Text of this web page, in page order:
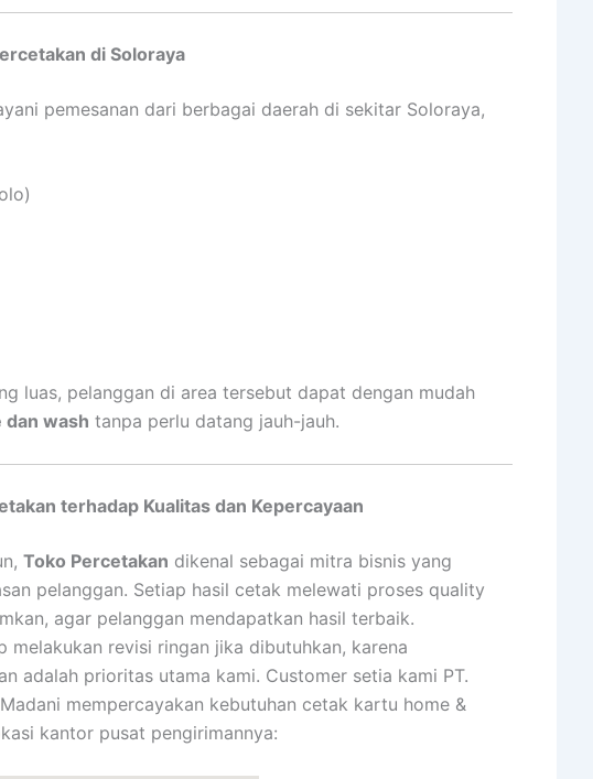
di Soloraya
pemesanan dari berbagai daerah di sekitar Soloraya,
luas, pelanggan di area tersebut dapat dengan mudah
dan wash tanpa perlu datang jauh-jauh.
terhadap Kualitas dan Kepercayaan
Toko Percetakan dikenal sebagai mitra bisnis yang
pelanggan. Setiap hasil cetak melewati proses quality
agar pelanggan mendapatkan hasil terbaik.
melakukan revisi ringan jika dibutuhkan, karena
adalah prioritas utama kami. Customer setia kami PT.
mempercayakan kebutuhan cetak kartu home &
kantor pusat pengirimannya: